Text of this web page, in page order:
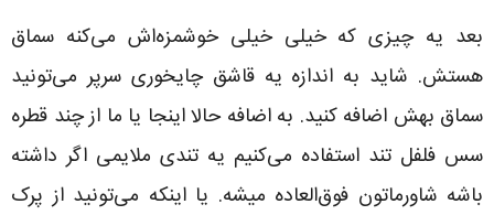
بعد یه چیزی که خیلی خیلی خوشمزه‌اش می‌کنه سماق
هستش. شاید به اندازه یه قاشق چایخوری سرپر می‌تونید
سماق بهش اضافه کنید. به اضافه حالا اینجا یا ما از چند قطره
سس فلفل تند استفاده می‌کنیم یه تندی ملایمی اگر داشته
باشه شاورماتون فوق‌العاده میشه. یا اینکه می‌تونید از پرک